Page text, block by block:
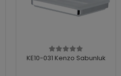
KE10-031 Kenzo Sabunluk